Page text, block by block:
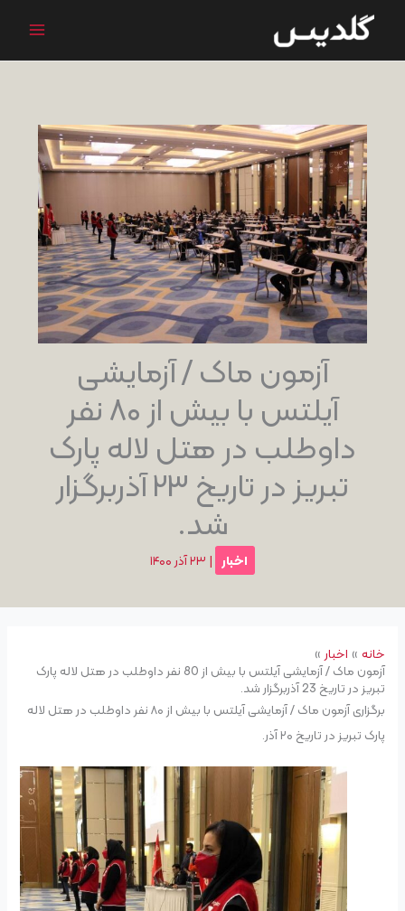
محتوا
آزمون ماک / آزمایشی
آیلتس با بیش از ۸۰ نفر
داوطلب در هتل لاله پارک
تبریز در تاریخ ۲۳ آذربرگزار
شد.
اخبار | ۲۳ آذر ۱۴۰۰
خانه اخبار
آزمون ماک / آزمایشی آیلتس با بیش از 80 نفر داوطلب در هتل لاله پارک
تبریز در تاریخ 23 آذربرگزار شد.
برگزاری آزمون ماک / آزمایشی آیلتس با بیش از ۸۰ نفر داوطلب در هتل لاله
پارک تبریز در تاریخ ۲۰ آذر.